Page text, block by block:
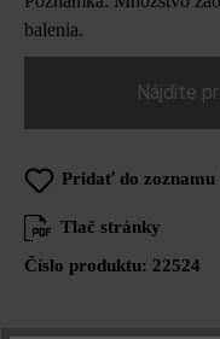
balenia.
Nájdite
Pridať do zoznamu
Tlač stránky
Číslo produktu: 22524